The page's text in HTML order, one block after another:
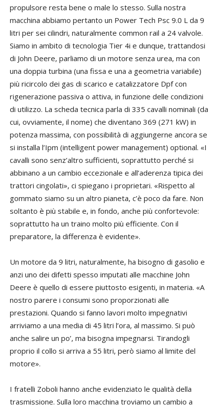
propulsore resta bene o male lo stesso. Sulla nostra
macchina abbiamo pertanto un Power Tech Psc 9.0 L da 9
litri per sei cilindri, naturalmente common rail a 24 valvole.
Siamo in ambito di tecnologia Tier 4i e dunque, trattandosi
di John Deere, parliamo di un motore senza urea, ma con
una doppia turbina (una fissa e una a geometria variabile)
più ricircolo dei gas di scarico e catalizzatore Dpf con
rigenerazione passiva o attiva, in funzione delle condizioni
di utilizzo. La scheda tecnica parla di 335 cavalli nominali (da
cui, ovviamente, il nome) che diventano 369 (271 kW) in
potenza massima, con possibilità di aggiungerne ancora se
si installa l’Ipm (intelligent power management) optional. «I
cavalli sono senz’altro sufficienti, soprattutto perché si
abbinano a un cambio eccezionale e all’aderenza tipica dei
trattori cingolati», ci spiegano i proprietari. «Rispetto al
gommato siamo su un altro pianeta, c’è poco da fare. Non
soltanto è più stabile e, in fondo, anche più confortevole:
soprattutto ha un traino molto più efficiente. Con il
preparatore, la differenza è evidente».
Un motore da 9 litri, naturalmente, ha bisogno di gasolio e
anzi uno dei difetti spesso imputati alle macchine John
Deere è quello di essere piuttosto esigenti, in materia. «A
nostro parere i consumi sono proporzionati alle
prestazioni. Quando si fanno lavori molto impegnativi
arriviamo a una media di 45 litri l’ora, al massimo. Si può
anche salire un po’, ma bisogna impegnarsi. Tirandogli
proprio il collo si arriva a 55 litri, però siamo al limite del
motore».
I fratelli Zoboli hanno anche evidenziato le qualità della
trasmissione. Sulla loro macchina troviamo un cambio a